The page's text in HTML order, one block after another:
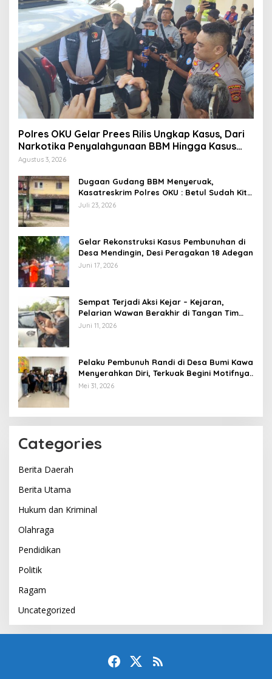
Polres OKU Gelar Prees Rilis Ungkap Kasus, Dari
Narkotika Penyalahgunaan BBM Hingga Kasus
Korupsi
Agustus 3, 2026
Dugaan Gudang BBM Menyeruak,
Kasatreskrim Polres OKU : Betul Sudah Kita
Pasang Police Line
Juli 23, 2026
Gelar Rekonstruksi Kasus Pembunuhan di
Desa Mendingin, Desi Peragakan 18 Adegan
Juni 17, 2026
Sempat Terjadi Aksi Kejar – Kejaran,
Pelarian Wawan Berakhir di Tangan Tim
Opsnal Polsek Lubuk Batang, Kaki
Juni 11, 2026
Pelaku Pembunuh Randi di Desa Bumi Kawa
Menyerahkan Diri, Terkuak Begini Motifnya..
Mei 31, 2026
Categories
Berita Daerah
Berita Utama
Hukum dan Kriminal
Olahraga
Pendidikan
Politik
Ragam
Uncategorized